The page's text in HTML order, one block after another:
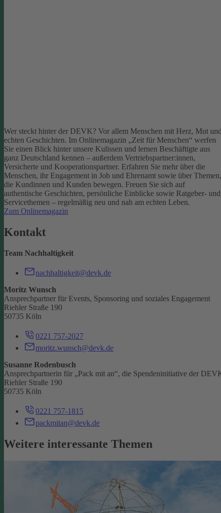
Wer steckt hinter der DEVK? Vor allem Menschen mit Herz, Mut
echten Geschichten. Im Onlinemagazin „Zeit für Menschen“ werfen
Sie einen Blick hinter unsere Kulissen und lernen Beschäftigte aus
ganz Deutschland kennen – außerdem Vertriebspartner:innen,
Versicherte und Kooperationspartner. Erfahren Sie mehr über die
Menschen, ihr Engagement in Job und Ehrenamt sowie über Themen,
die Kundinnen und Kunden bewegen. Freuen Sie sich auf
authentische Geschichten, persönliche Einblicke sowie Ratgeber- und
Servicethemen – regelmäßig neu und nah am echten Leben.
Zum Onlinemagazin
Kontakt
Team Nachhaltigkeit
nachhaltigkeit@devk.de
Moritz Wunsch
Ansprechpartner für Events, Sponsoring und soziales Engagement
Riehler Straße 190
50735 Köln
0221 757-2027
moritz.wunsch@devk.de
Susanne Rodenbusch
Ansprechpartnerin für „Pack mit an“, die Spendeninitiative der
Riehler Straße 190
50735 Köln
0221 757-1815
packmitan@devk.de
Weitere interessante Themen